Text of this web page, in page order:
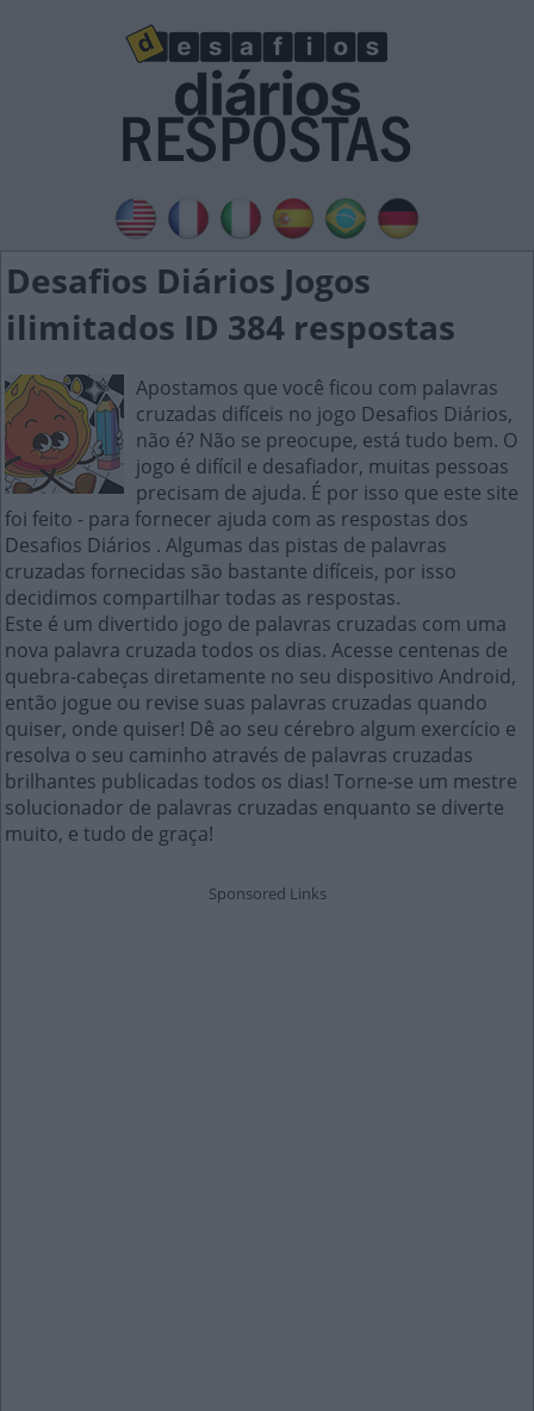
Desafios Diários Jogos
ilimitados ID 384 respostas
Apostamos que você ficou com palavras
cruzadas difíceis no jogo Desafios Diários,
não é? Não se preocupe, está tudo bem. O
jogo é difícil e desafiador, muitas pessoas
precisam de ajuda. É por isso que este site
foi feito - para fornecer ajuda com as respostas dos
Desafios Diários . Algumas das pistas de palavras
cruzadas fornecidas são bastante difíceis, por isso
decidimos compartilhar todas as respostas.
Este é um divertido jogo de palavras cruzadas com uma
nova palavra cruzada todos os dias. Acesse centenas de
quebra-cabeças diretamente no seu dispositivo Android,
então jogue ou revise suas palavras cruzadas quando
quiser, onde quiser! Dê ao seu cérebro algum exercício e
resolva o seu caminho através de palavras cruzadas
brilhantes publicadas todos os dias! Torne-se um mestre
solucionador de palavras cruzadas enquanto se diverte
muito, e tudo de graça!